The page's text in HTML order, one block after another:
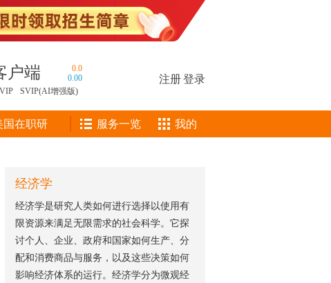
户端
0.0
0.00
SVIP(AI增强版)
注册登录
国在职研 服务一览 我的
经济学
经济学是研究人类如何进行选择以使用有
限资源来满足无限需求的社会科学。它探
讨个人、企业、政府和国家如何生产、分
配和消费商品与服务，以及这些决策如何
影响经济体系的运行。经济学分为微观经